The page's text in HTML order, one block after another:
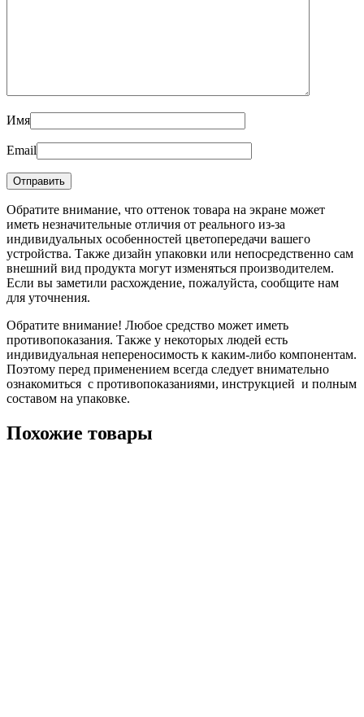
Имя
Email
Обратите внимание, что оттенок товара на экране может
иметь незначительные отличия от реального из-за
индивидуальных особенностей цветопередачи вашего
устройства. Также дизайн упаковки или непосредственно сам
внешний вид продукта могут изменяться производителем.
Если вы заметили расхождение, пожалуйста, сообщите нам
для уточнения.
Обратите внимание! Любое средство может иметь
противопоказания. Также у некоторых людей есть
индивидуальная непереносимость к каким-либо компонентам.
Поэтому перед применением всегда следует внимательно
ознакомиться с противопоказаниями, инструкцией и полным
составом на упаковке.
Похожие товары